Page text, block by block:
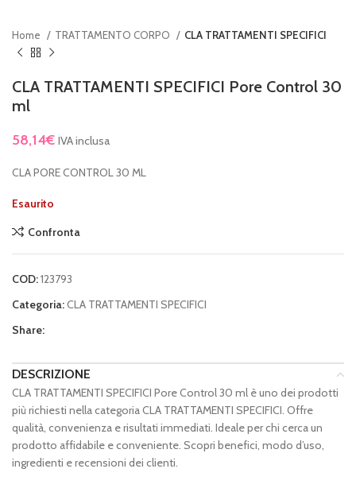
Home TRATTAMENTO CORPO CLA TRATTAMENTI SPECIFICI
CLA TRATTAMENTI SPECIFICI Pore Control 30
ml
58,14€ IVA inclusa
CLA PORE CONTROL 30 ML
Esaurito
Confronta
COD:123793
Categoria:CLA TRATTAMENTI SPECIFICI
Share:
DESCRIZIONE
CLA TRATTAMENTI SPECIFICI Pore Control 30 ml è uno dei prodotti
più richiesti nella categoria CLA TRATTAMENTI SPECIFICI. Offre
qualità, convenienza e risultati immediati. Ideale per chi cerca un
prodotto affidabile e conveniente. Scopri benefici, modo d’uso,
ingredienti e recensioni dei clienti.